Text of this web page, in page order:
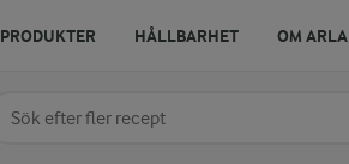
Sök på kategori eller ingrediens
PRODUKTER HÅLLBARHET OM ARLA